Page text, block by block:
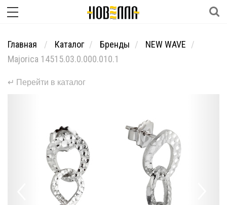
Главная Каталог Бренды
NEW WAVE
Majorica 14515.03.0.000.010.1
↵ Перейти в каталог